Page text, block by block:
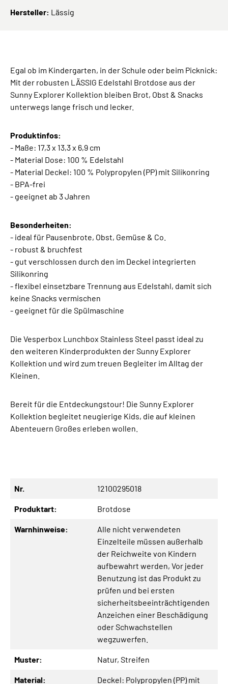
Hersteller: Lässig
Egal ob im Kindergarten, in der Schule oder beim Picknick:
Mit der robusten LÄSSIG Edelstahl Brotdose aus der
Sunny Explorer Kollektion bleiben Brot, Obst & Snacks
unterwegs lange frisch und lecker.
Produktinfos:
- Maße: 17,3 x 13,3 x 6,9 cm
- Material Dose: 100 % Edelstahl
- Material Deckel: 100 % Polypropylen (PP) mit Silikonring
- BPA-frei
- geeignet ab 3 Jahren
Besonderheiten:
- ideal für Pausenbrote, Obst, Gemüse & Co.
- robust & bruchfest
- gut verschlossen durch den im Deckel integrierten
Silikonring
- flexibel einsetzbare Trennung aus Edelstahl, damit sich
keine Snacks vermischen
- geeignet für die Spülmaschine
Die Vesperbox Lunchbox Stainless Steel passt ideal zu
den weiteren Kinderprodukten der Sunny Explorer
Kollektion und wird zum treuen Begleiter im Alltag der
Kleinen.
Bereit für die Entdeckungstour! Die Sunny Explorer
Kollektion begleitet neugierige Kids, die auf kleinen
Abenteuern Großes erleben wollen.
Nr. 12100295018
Produktart: Brotdose
Warnhinweise:
Alle nicht verwendeten
Einzelteile müssen außerhalb
der Reichweite von Kindern
aufbewahrt werden, Vor jeder
Benutzung ist das Produkt zu
prüfen und bei ersten
sicherheitsbeeinträchtigenden
Anzeichen einer Beschädigung
oder Schwachstellen
wegzuwerfen.
Muster: Natur, Streifen
Material: Deckel: Polypropylen (PP) mit